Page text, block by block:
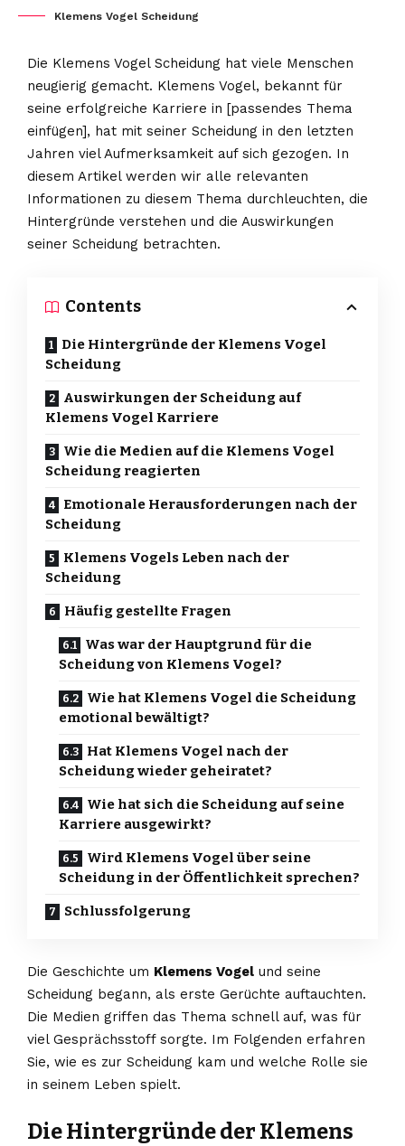
Klemens Vogel Scheidung
Die Klemens Vogel Scheidung hat viele Menschen
neugierig gemacht. Klemens Vogel, bekannt für
seine erfolgreiche Karriere in [passendes Thema
einfügen], hat mit seiner Scheidung in den letzten
Jahren viel Aufmerksamkeit auf sich gezogen. In
diesem Artikel werden wir alle relevanten
Informationen zu diesem Thema durchleuchten, die
Hintergründe verstehen und die Auswirkungen
seiner Scheidung betrachten.
Contents
Die Hintergründe der Klemens Vogel
Scheidung
Auswirkungen der Scheidung auf
Klemens Vogel Karriere
Wie die Medien auf die Klemens Vogel
Scheidung reagierten
Emotionale Herausforderungen nach der
Scheidung
Klemens Vogels Leben nach der
Scheidung
Häufig gestellte Fragen
Was war der Hauptgrund für die
Scheidung von Klemens Vogel?
Wie hat Klemens Vogel die Scheidung
emotional bewältigt?
Hat Klemens Vogel nach der
Scheidung wieder geheiratet?
Wie hat sich die Scheidung auf seine
Karriere ausgewirkt?
Wird Klemens Vogel über seine
Scheidung in der Öffentlichkeit sprechen?
Schlussfolgerung
Die Geschichte um Klemens Vogel und seine
Scheidung begann, als erste Gerüchte auftauchten.
Die Medien griffen das Thema schnell auf, was für
viel Gesprächsstoff sorgte. Im Folgenden erfahren
Sie, wie es zur Scheidung kam und welche Rolle sie
in seinem Leben spielt.
Die Hintergründe der Klemens